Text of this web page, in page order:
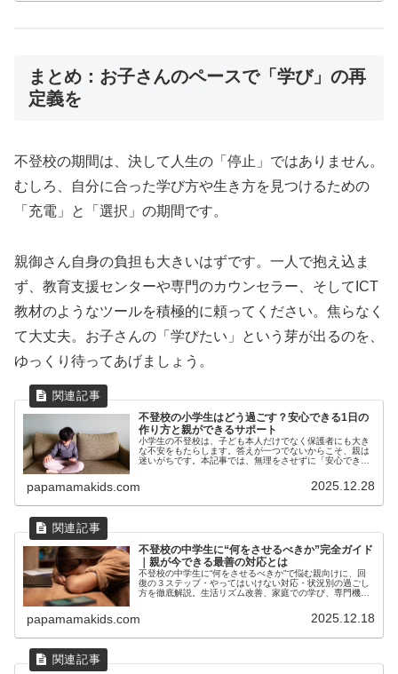
まとめ：お子さんのペースで「学び」の再
定義を
不登校の期間は、決して人生の「停止」ではありません。
むしろ、自分に合った学び方や生き方を見つけるための
「充電」と「選択」の期間です。
親御さん自身の負担も大きいはずです。一人で抱え込ま
ず、教育支援センターや専門のカウンセラー、そしてICT
教材のようなツールを積極的に頼ってください。焦らなく
て大丈夫。お子さんの「学びたい」という芽が出るのを、
ゆっくり待ってあげましょう。
不登校の小学生はどう過ごす？安心できる1日の
作り方と親ができるサポート
小学生の不登校は、子ども本人だけでなく保護者にも大き
な不安をもたらします。答えが一つでないからこそ、親は
迷いがちです。本記事では、無理をさせずに「安心できる
ア、親の対応のコツをわかりやすく解説します。
papamamakids.com 2025.12.28
不登校の中学生に“何をさせるべきか”完全ガイド
｜親が今できる最善の対応とは
不登校の中学生に“何をさせるべきか”で悩む親向けに、回
復の３ステップ・やってはいけない対応・状況別の過ごし
方を徹底解説。生活リズム改善、家庭での学び、専門機関
papamamakids.com 2025.12.18